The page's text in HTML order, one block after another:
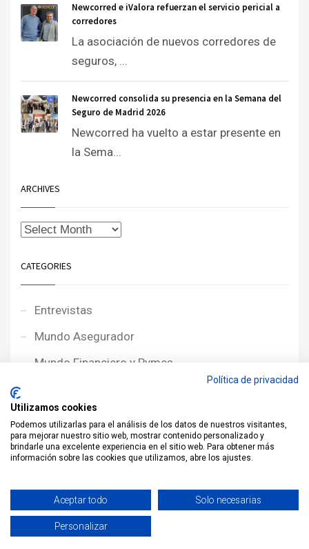
Newcorred e iValora refuerzan el servicio pericial a
corredores
La asociación de nuevos corredores de
seguros, ...
Newcorred consolida su presencia en la Semana del
Seguro de Madrid 2026
Newcorred ha vuelto a estar presente en
la Sema...
ARCHIVES
CATEGORIES
Entrevistas
Mundo Asegurador
Mundo Financiero y Pymes
Noticias NewcorRED
Protagonistas
Sin categoría
Política de privacidad
Utilizamos cookies
Podemos utilizarlas para el análisis de los datos de nuestros visitantes,
para mejorar nuestro sitio web, mostrar contenido personalizado y
brindarle una excelente experiencia en el sitio web. Para obtener más
información sobre las cookies que utilizamos, abre los ajustes.
Aceptar todo Solo necesarias
Personalizar